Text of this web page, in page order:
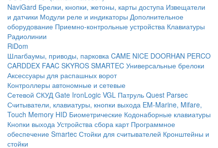
NaviGard Брелки, кнопки, жетоны, карты доступа Извещатели
и датчики Модули реле и индикаторы Дополнительное
оборудование Приемно-контрольные устройства Клавиатуры
Радиолинии
RiDom
Шлагбаумы, приводы, парковка CAME NICE DOORHAN PERCO
CARDDEX FAAC SKYROS SMARTEC Универсальные брелоки
Аксессуары для распашных ворот
Контроллеры автономные и сетевые
Сетевой СКУД Gate IronLogic VGL Патруль Quest Parsec
Считыватели, клавиатуры, кнопки выхода EM-Marine, Mifare,
Touch Memory HID Биометрические Кодонаборные клавиатуры
Кнопки выхода Устройства сбора карт Программное
обеспечение Smartec Стойки для считывателей Кронштейны и
стойки